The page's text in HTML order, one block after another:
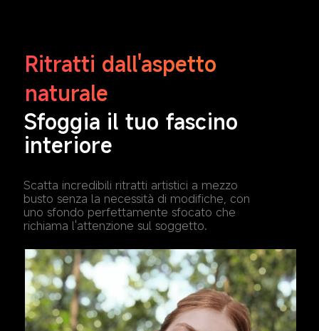
Ritratti dall'aspetto
naturale
Sfoggia il tuo fascino
interiore
Scatta incredibili ritratti artistici a mezzo
busto senza la necessità di modifiche, con
uno sfondo perfettamente sfocato che
richiama l'attenzione sul soggetto.